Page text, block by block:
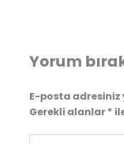
Yorum
E-posta
Gerekli alanlar*